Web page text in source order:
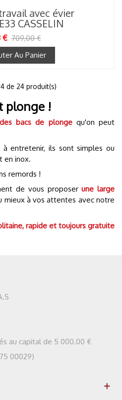
avec évier
CASSELIN
€ 709,00 €
Au Panier
de 24 produit(s)
plonge !
des bacs de plongequ'on peut
entretenir, ils sont simples ou
en inox.
remords !
de vous proposerune large
mieux à vos attentes avec notre
rapide et toujours gratuite
au capital de 5 000.00 €
00029)